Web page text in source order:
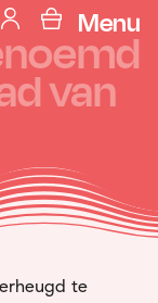
Menu
van
te